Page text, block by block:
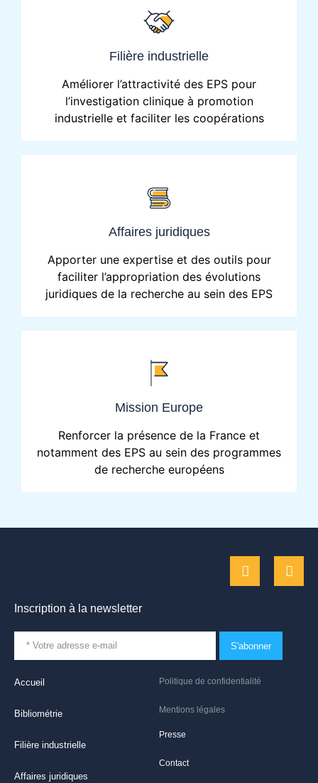
Filière industrielle
Améliorer l’attractivité des EPS pour
l’investigation clinique à promotion
industrielle et faciliter les coopérations
Affaires juridiques
Apporter une expertise et des outils pour
faciliter l’appropriation des évolutions
juridiques de la recherche au sein des EPS
Mission Europe
Renforcer la présence de la France et
notamment des EPS au sein des programmes
de recherche européens
Politique de confidentialité
Mentions légales
Presse
Contact
Accueil
Bibliométrie
Filière industrielle
Affaires juridiques
Inscription à la newsletter
S'abonner